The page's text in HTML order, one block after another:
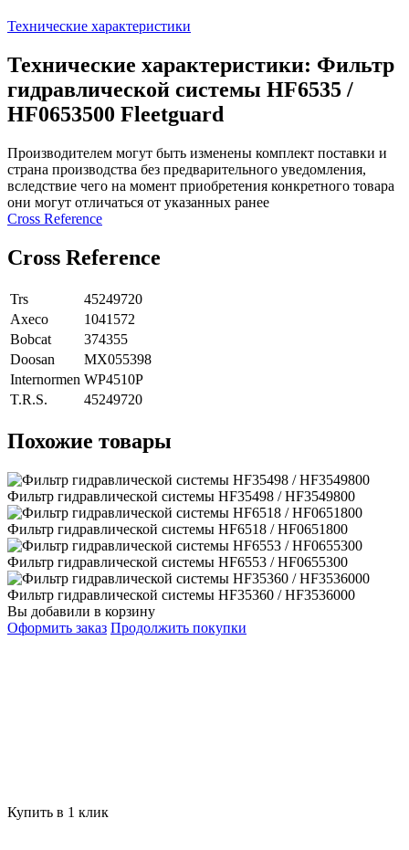
Технические характеристики
Технические характеристики: Фильтр
гидравлической системы HF6535 /
HF0653500 Fleetguard
Производителем могут быть изменены комплект поставки и
страна производства без предварительного уведомления,
вследствие чего на момент приобретения конкретного товара
они могут отличаться от указанных ранее
Сross Reference
Сross Reference
Trs
45249720
Axeco
1041572
Bobcat
374355
Doosan
MX055398
Internormen WP4510P
T.R.S.
45249720
Похожие товары
Фильтр гидравлической системы HF35498 / HF3549800
Фильтр гидравлической системы HF6518 / HF0651800
Фильтр гидравлической системы HF6553 / HF0655300
Фильтр гидравлической системы HF35360 / HF3536000
Вы добавили в корзину
Оформить заказ Продолжить покупки
Купить в 1 клик